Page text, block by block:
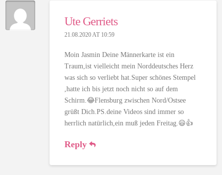
Ute Gerriets
21.08.2020 AT 10:59
Moin Jasmin Deine Männerkarte ist ein
Traum,ist vielleicht mein Norddeutsches Herz
was sich so verliebt hat.Super schönes Stempel
,hatte ich bis jetzt noch nicht so auf dem
Schirm.😂Flensburg zwischen Nord/Ostsee
grüßt Dich.PS.deine Videos sind immer so
herrlich natürlich,ein muß jeden Freitag.😃👍
Reply